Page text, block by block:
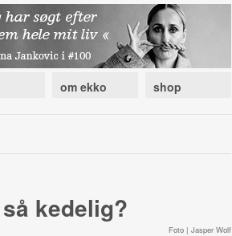
om ekko shop
kedelig?
Foto | Jasper Wolf